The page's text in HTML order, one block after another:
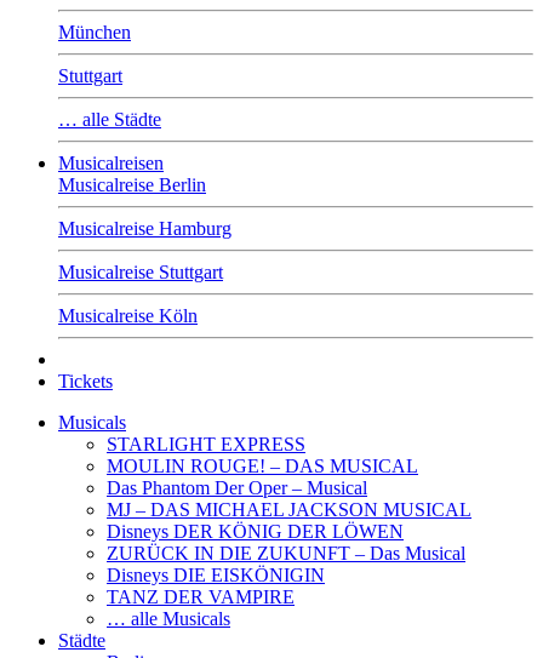
München
Stuttgart
… alle Städte
Musicalreisen
Musicalreise Berlin
Musicalreise Hamburg
Musicalreise Stuttgart
Musicalreise Köln
Tickets
Musicals
STARLIGHT EXPRESS
MOULIN ROUGE! – DAS MUSICAL
Das Phantom Der Oper – Musical
MJ – DAS MICHAEL JACKSON MUSICAL
Disneys DER KÖNIG DER LÖWEN
ZURÜCK IN DIE ZUKUNFT – Das Musical
Disneys DIE EISKÖNIGIN
TANZ DER VAMPIRE
… alle Musicals
Städte